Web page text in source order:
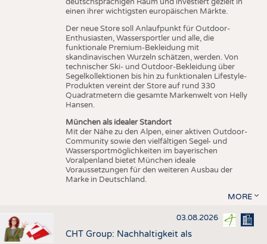
einen ihrer wichtigsten europäischen Märkte.
Der neue Store soll Anlaufpunkt für Outdoor-
Enthusiasten, Wassersportler und alle, die
funktionale Premium-Bekleidung mit
skandinavischen Wurzeln schätzen, werden. Von
technischer Ski- und Outdoor-Bekleidung über
Segelkollektionen bis hin zu funktionalen Lifestyle-
Produkten vereint der Store auf rund 330
Quadratmetern die gesamte Markenwelt von Helly
Hansen.
München als idealer Standort
Mit der Nähe zu den Alpen, einer aktiven Outdoor-
Community sowie den vielfältigen Segel- und
Wassersportmöglichkeiten im bayerischen
Voralpenland bietet München ideale
Voraussetzungen für den weiteren Ausbau der
Marke in Deutschland.
MORE
03.08.2026
CHT Group: Nachhaltigkeit als